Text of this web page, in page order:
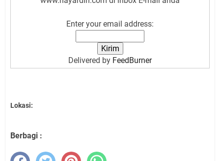
Enter your email address:
Delivered by FeedBurner
Lokasi:
Berbagi :